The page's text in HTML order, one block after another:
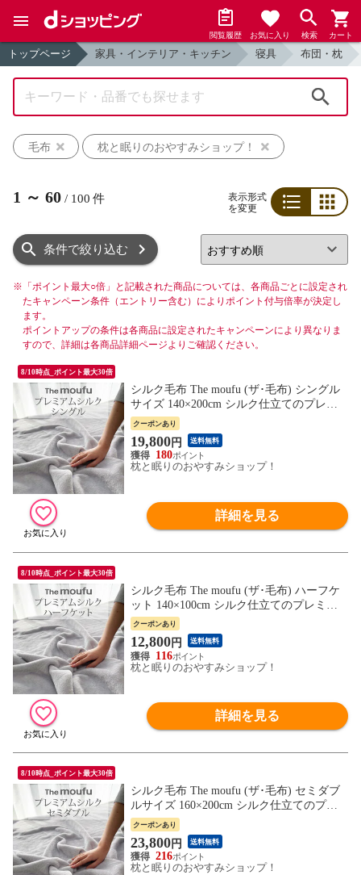
閲覧履歴 お気に入り 検索 カート
トップページ 家具・インテリア・キッチン 寝具 布団・枕
毛布
枕と眠りのおやすみショップ！
1 ～ 60 / 100 件
表示形式
を変更
条件で絞り込む
※ 「ポイント最大○倍」と記載された商品については、各商品ごとに設定され
たキャンペーン条件（エントリー含む）によりポイント付与倍率が決定し
ます。
ポイントアップの条件は各商品に設定されたキャンペーンにより異なりま
すので、詳細は各商品詳細ページよりご確認ください。
8/10時点_ポイント最大30倍
シルク毛布 The moufu (ザ･毛布) シングル
サイズ 140×200cm シルク仕立てのプレミ
アムな肌触り！暖かくお肌にも優しい贅沢
な掛け毛布 掛け 敷き ブランケット 暖かい
あったか 保温 冬 おしゃれ 厚手 軽量 日本
製 グレー 絹 高級
クーポンあり
19,800円 送料無料
180
枕と眠りのおやすみショップ！
詳細を見る
8/10時点_ポイント最大30倍
シルク毛布 The moufu (ザ･毛布) ハーフケ
ット 140×100cm シルク仕立てのプレミア
ムな肌触り！暖かくお肌にも優しい贅沢な
掛け毛布 掛け 敷き ブランケット 暖かい
あったか 保温 冬 おしゃれ 厚手 軽量 日本
製 グレー 絹 高級
クーポンあり
12,800円 送料無料
116
枕と眠りのおやすみショップ！
詳細を見る
8/10時点_ポイント最大30倍
シルク毛布 The moufu (ザ･毛布) セミダブ
ルサイズ 160×200cm シルク仕立てのプレ
ミアムな肌触り！暖かくお肌にも優しい贅
沢な掛け毛布 掛け 敷き ブランケット 暖か
い あったか 保温 冬 おしゃれ 厚手 軽量 日
本製 グレー 絹 高級
クーポンあり
23,800円 送料無料
216
枕と眠りのおやすみショップ！